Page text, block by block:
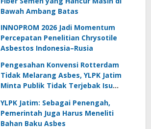
Bawah Ambang Batas
INNOPROM 2026 Jadi Momentum
Percepatan Penelitian Chrysotile
Asbestos Indonesia–Rusia
Pengesahan Konvensi Rotterdam
Tidak Melarang Asbes, YLPK Jatim
Minta Publik Tidak Terjebak Isu
YLPK Jatim: Sebagai Penengah,
Pemerintah Juga Harus Meneliti
Bahan Baku Asbes